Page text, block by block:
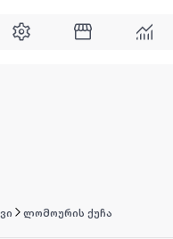
ლომოურის ქუჩა